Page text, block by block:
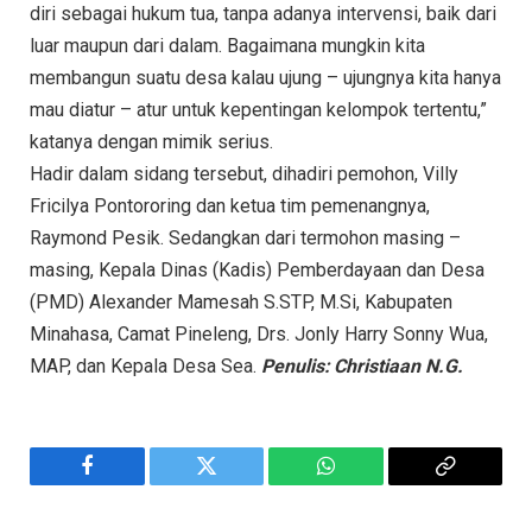
diri sebagai hukum tua, tanpa adanya intervensi, baik dari
luar maupun dari dalam. Bagaimana mungkin kita
membangun suatu desa kalau ujung – ujungnya kita hanya
mau diatur – atur untuk kepentingan kelompok tertentu,”
katanya dengan mimik serius.
Hadir dalam sidang tersebut, dihadiri pemohon, Villy
Fricilya Pontororing dan ketua tim pemenangnya,
Raymond Pesik. Sedangkan dari termohon masing –
masing, Kepala Dinas (Kadis) Pemberdayaan dan Desa
(PMD) Alexander Mamesah S.STP, M.Si, Kabupaten
Minahasa, Camat Pineleng, Drs. Jonly Harry Sonny Wua,
MAP, dan Kepala Desa Sea. Penulis: Christiaan N.G.
Facebook Twitter WhatsApp
Copy